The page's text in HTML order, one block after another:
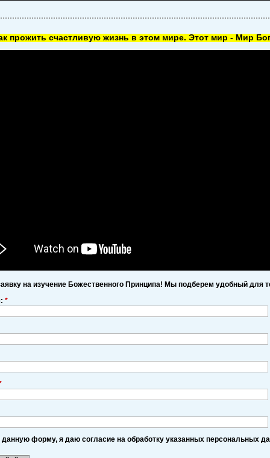
прожить счастливую жизнь в этом мире. Этот мир - Мир
на изучение Божественного Принципа! Мы подберем удобный для
*
форму, я даю согласие на обработку указанных персональных